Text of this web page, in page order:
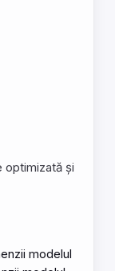
optimizată și
modelul